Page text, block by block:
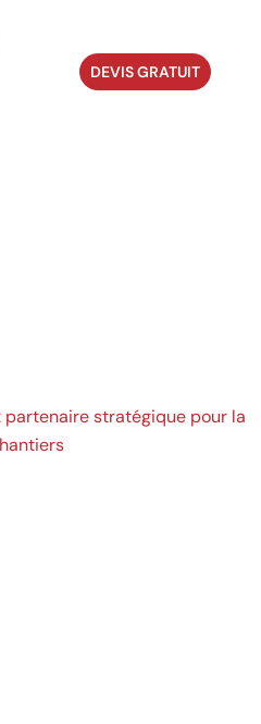
DEVIS GRATUIT
stratégique pour la